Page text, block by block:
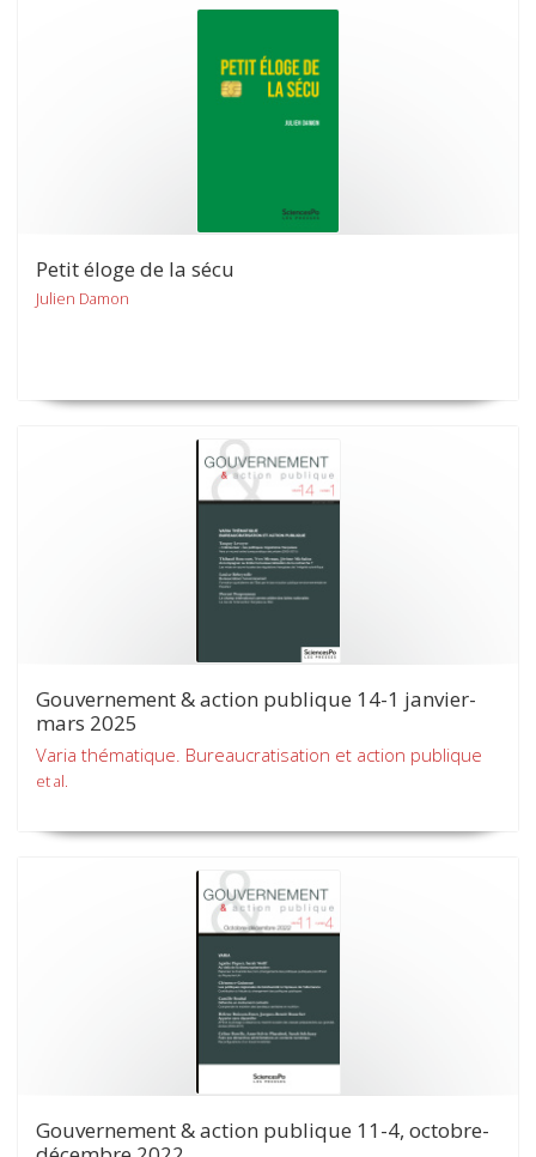
Petit éloge de la sécu
Julien Damon
Gouvernement & action publique 14-1 janvier-
mars 2025
Varia thématique. Bureaucratisation et action publique
et al.
Gouvernement & action publique 11-4, octobre-